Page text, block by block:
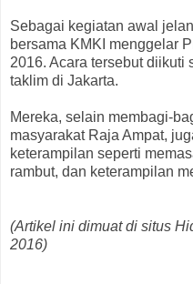
Sebagai kegiatan awal
bersama KMKI menggelar
2016. Acara tersebut diikuti
taklim di Jakarta.
Mereka, selain membagi-
masyarakat Raja Ampat,
keterampilan seperti
rambut, dan keterampilan
(Artikel ini dimuat di situs
2016)